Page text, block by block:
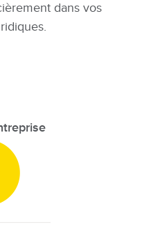
dans vos